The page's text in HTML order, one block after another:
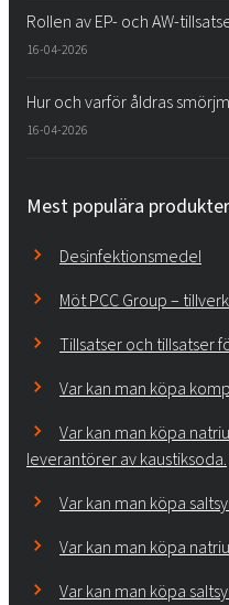
Rollen av EP- och AW-
16-04-2026
Hur och varför åldras
16-04-2026
Mest populära produkter
Desinfektionsmedel
Möt PCC Group –
Tillsatser och tillsatser
Var kan man köpa
Var kan man köpa
leverantörer av kaustiksoda.
Var kan man köpa
Var kan man köpa
Var kan man köpa